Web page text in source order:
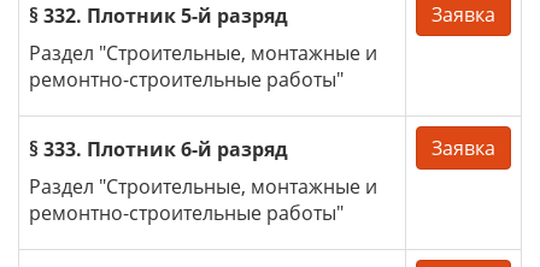
§ 332. Плотник 5-й разряд
Раздел "Строительные, монтажные и
ремонтно-строительные работы"
Заявка
§ 333. Плотник 6-й разряд
Раздел "Строительные, монтажные и
ремонтно-строительные работы"
Заявка